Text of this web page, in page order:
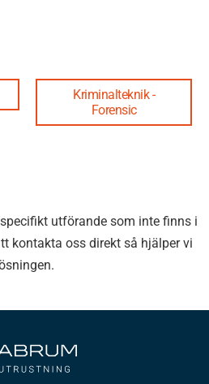
Kriminalteknik -
Forensic
utförande som inte finns i
kontakta oss direkt så hjälper vi